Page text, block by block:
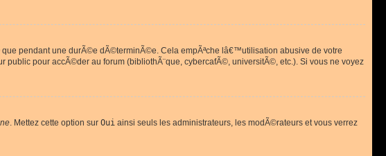
pendant une durÃ©e dÃ©terminÃ©e. Cela empÃªche lâ€™utilisation abusive de votre
pour accÃ©der au forum (bibliothÃ¨que, cybercafÃ©, universitÃ©, etc.). Si vous ne voyez
. Mettez cette option sur Oui ainsi seuls les administrateurs, les modÃ©rateurs et vous verrez